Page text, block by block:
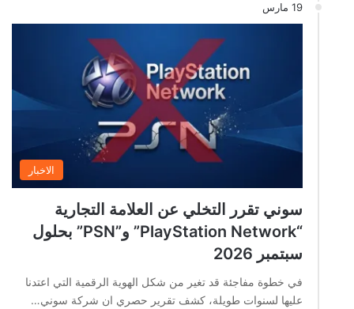
19 مارس
الاخبار
سوني تقرر التخلي عن العلامة التجارية
“PlayStation Network” و”PSN” بحلول
سبتمبر 2026
في خطوة مفاجئة قد تغير من شكل الهوية الرقمية التي اعتدنا
عليها لسنوات طويلة، كشف تقرير حصري ان شركة سوني…